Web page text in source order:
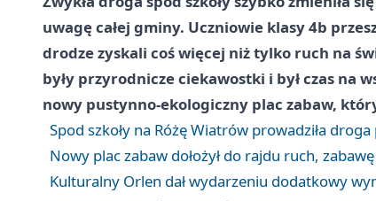
uwagę całej gminy. Uczniowie klasy 4b
drodze zyskali coś więcej niż tylko ruch na
były przyrodnicze ciekawostki i był czas na
nowy pustynno-ekologiczny plac zabaw,
Spod szkoły na Różę Wiatrów prowadziła
Nowy plac zabaw dołożył do rajdu ruch,
Kulturalny Orlen dał wydarzeniu dodatkowy